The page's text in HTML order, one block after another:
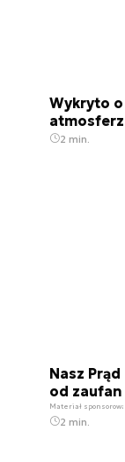
Wykryto
2 min.
Nasz
od
Materiał
2 min.